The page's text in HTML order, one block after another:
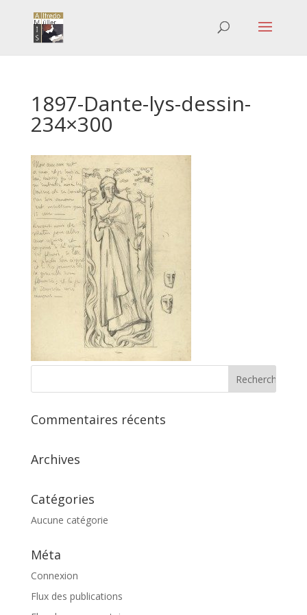
1897-Dante-lys-dessin-
234×300
Commentaires récents
Archives
Catégories
Aucune catégorie
Méta
Connexion
Flux des publications